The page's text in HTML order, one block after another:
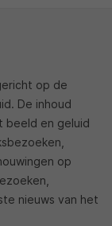
op de
De inhoud
beeld en geluid
op
nieuws van het